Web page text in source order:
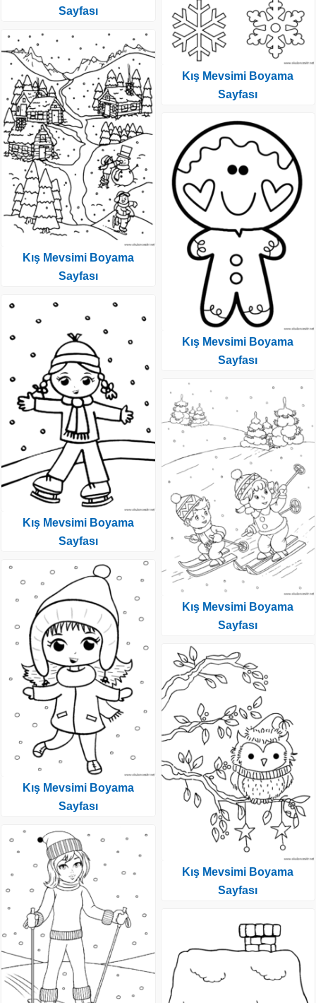
Sayfası
Kış Mevsimi Boyama
Sayfası
Kış Mevsimi Boyama
Sayfası
Kış Mevsimi Boyama
Sayfası
Kış Mevsimi Boyama
Sayfası
Kış Mevsimi Boyama
Sayfası
Kış Mevsimi Boyama
Sayfası
Kış Mevsimi Boyama
Sayfası